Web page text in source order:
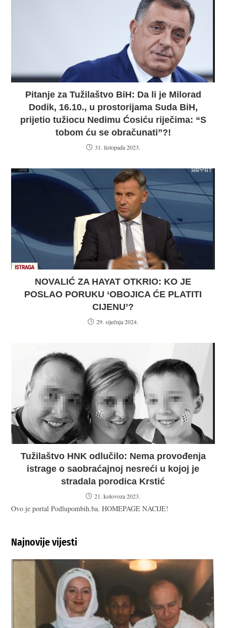
Pitanje za Tužilaštvo BiH: Da li je Milorad
Dodik, 16.10., u prostorijama Suda BiH,
prijetio tužiocu Nedimu Ćosiću riječima: “S
tobom ću se obračunati”?!
31. listopada 2023.
NOVALIĆ ZA HAYAT OTKRIO: KO JE
POSLAO PORUKU ‘OBOJICA ĆE PLATITI
CIJENU’?
29. siječnja 2024.
Tužilaštvo HNK odlučilo: Nema provođenja
istrage o saobraćajnoj nesreći u kojoj je
stradala porodica Krstić
21. kolovoza 2023.
Ovo je portal Podlupombih.ba. HOMEPAGE NACIJE!
Najnovije vijesti